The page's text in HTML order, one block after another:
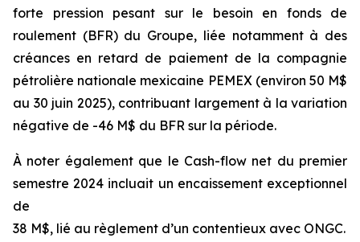
forte pression pesant sur le besoin en fonds de
roulement (BFR) du Groupe, liée notamment à des
créances en retard de paiement de la compagnie
pétrolière nationale mexicaine PEMEX (environ 50 M$
au 30 juin 2025), contribuant largement à la variation
négative de -46 M$ du BFR sur la période.
À noter également que le Cash-flow net du premier
semestre 2024 incluait un encaissement exceptionnel
de
38 M$, lié au règlement d’un contentieux avec ONGC.